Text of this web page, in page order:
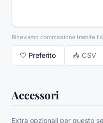
Riceviamo commissione tramite
🤍 Preferito 📥 CSV
Accessori
Extra opzionali per questo